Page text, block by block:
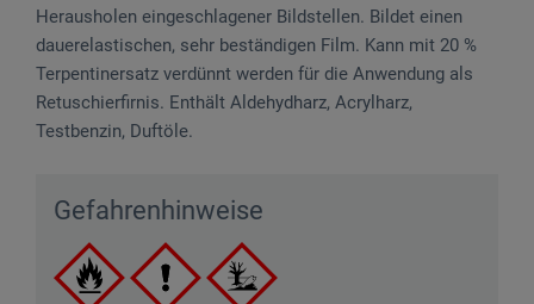
Herausholen eingeschlagener Bildstellen. Bildet einen
dauerelastischen, sehr beständigen Film. Kann mit 20 %
Terpentinersatz verdünnt werden für die Anwendung als
Retuschierfirnis. Enthält Aldehydharz, Acrylharz,
Testbenzin, Duftöle.
Gefahrenhinweise